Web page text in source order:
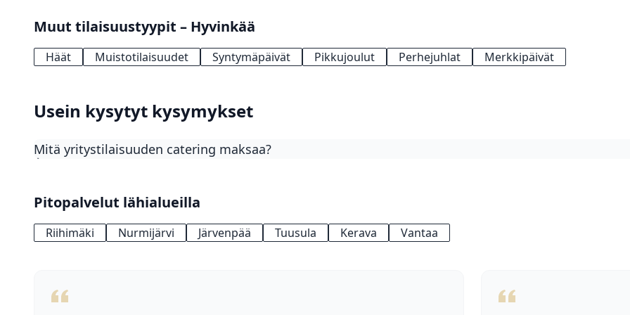
Muut tilaisuustyypit – Hyvinkää
Häät Muistotilaisuudet Syntymäpäivät Pikkujoulut Perhejuhlat Merkkipäivät
Usein kysytyt kysymykset
Mitä yritystilaisuuden catering maksaa?
Pitopalvelut lähialueilla
Riihimäki Nurmijärvi Järvenpää Tuusula Kerava Vantaa